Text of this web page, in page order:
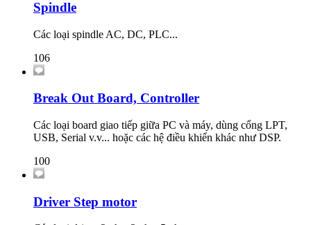
Spindle
Các loại spindle AC, DC, PLC...
106
Break Out Board, Controller
Các loại board giao tiếp giữa PC và máy, dùng cổng LPT,
USB, Serial v.v... hoặc các hệ điều khiển khác như DSP.
100
Driver Step motor